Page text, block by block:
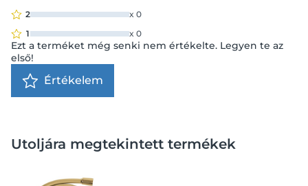
2 x 0
1
x 0
Ezt a terméket még senki nem értékelte. Legyen te az
első!
Értékelem
Utoljára megtekintett termékek